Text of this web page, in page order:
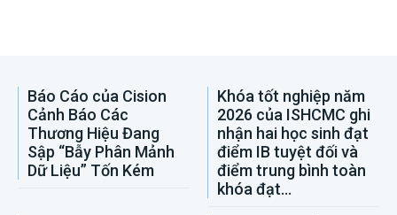
Báo Cáo của Cision
Cảnh Báo Các
Thương Hiệu Đang
Sập “Bẫy Phân Mảnh
Dữ Liệu” Tốn Kém
Khóa tốt nghiệp năm
2026 của ISHCMC ghi
nhận hai học sinh đạt
điểm IB tuyệt đối và
điểm trung bình toàn
khóa đạt...